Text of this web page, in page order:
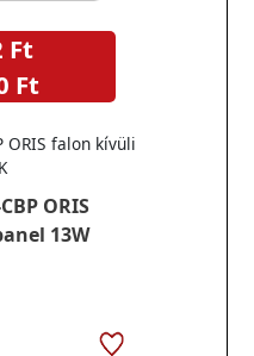
ORIS
13W
ORIS falon kívüli
Ft
Ft